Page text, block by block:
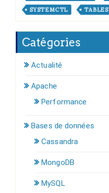
SYSTEMCTL
TABLES
Catégories
Actualité
Apache
Performance
Bases de données
Cassandra
MongoDB
MySQL